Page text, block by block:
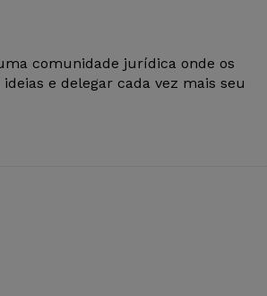
comunidade jurídica onde os
e delegar cada vez mais seu